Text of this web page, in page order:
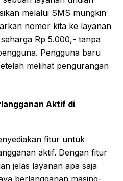
melalui SMS mungkin
nomor kita ke layanan
Rp 5.000,- tanpa
Pengguna baru
melihat pengurangan
Aktif di
fitur untuk
aktif. Dengan fitur
jelas layanan apa saja
berlangganan masing-